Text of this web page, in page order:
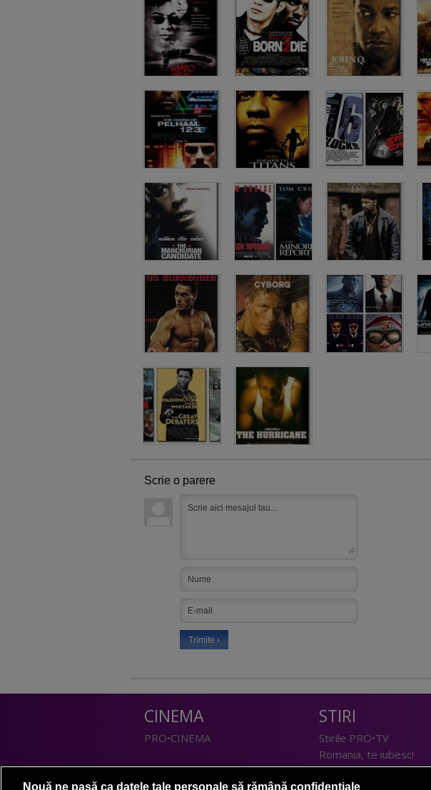
Scrie o parere
CINEMA
PRO•CINEMA
DIVERTISMENT
STIRI
Stirile PRO•TV
Romania, te iubesc!
Nouă ne pasă ca datele tale personale să rămână confidențiale